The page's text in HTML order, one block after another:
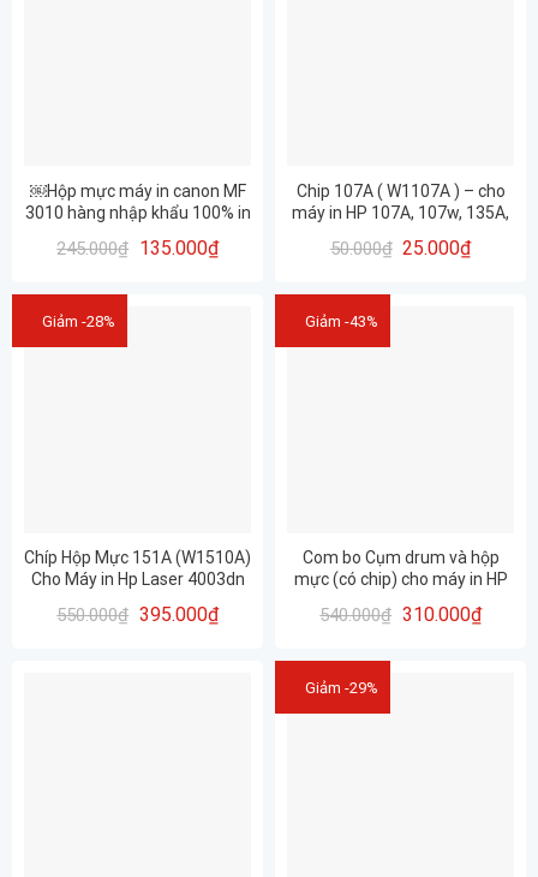
￼Hộp mực máy in canon MF
3010 hàng nhập khẩu 100% in
245.000₫ 135.000₫
Chip 107A ( W1107A ) – cho
máy in HP 107A, 107w, 135A,
50.000₫ 25.000₫
Giảm -28%
Chíp Hộp Mực 151A (W1510A)
Cho Máy in Hp Laser 4003dn
550.000₫ 395.000₫
Giảm -43%
Com bo Cụm drum và hộp
mực (có chip) cho máy in HP
M130fw hàng nhập khẩu mới
540.000₫ 310.000₫
Giảm -29%